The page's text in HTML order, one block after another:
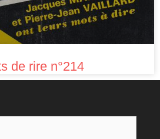
de rire n°214